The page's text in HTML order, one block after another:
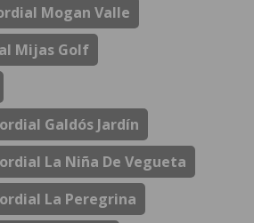
Mogan Valle
Mijas Golf
Galdós Jardín
La Niña De Vegueta
La Peregrina